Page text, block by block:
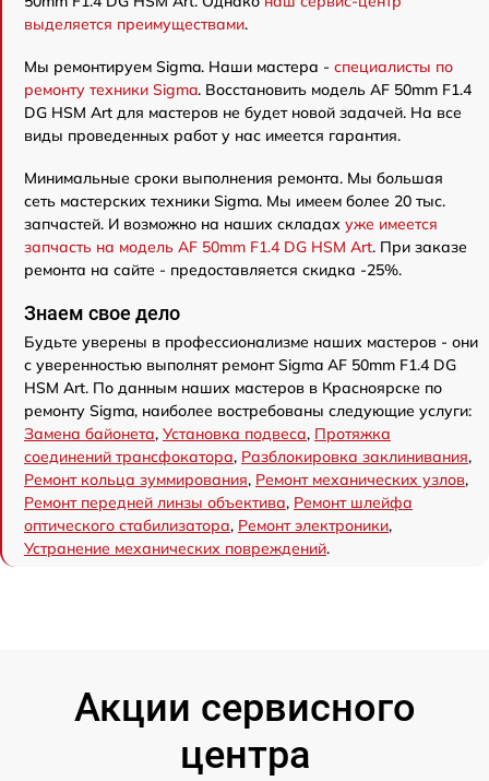
выделяется преимуществами.
Мы ремонтируем Sigma. Наши мастера - специалисты по
ремонту техники Sigma. Восстановить модель AF 50mm F1.4
DG HSM Art для мастеров не будет новой задачей. На все
виды проведенных работ у нас имеется гарантия.
Минимальные сроки выполнения ремонта. Мы большая
сеть мастерских техники Sigma. Мы имеем более 20 тыс.
запчастей. И возможно на наших складах уже имеется
запчасть на модель AF 50mm F1.4 DG HSM Art. При заказе
ремонта на сайте - предоставляется скидка -25%.
Знаем свое дело
Будьте уверены в профессионализме наших мастеров - они
с уверенностью выполнят ремонт Sigma AF 50mm F1.4 DG
HSM Art. По данным наших мастеров в Красноярске по
ремонту Sigma, наиболее востребованы следующие услуги:
Замена байонета, Установка подвеса, Протяжка
соединений трансфокатора, Разблокировка заклинивания,
Ремонт кольца зуммирования, Ремонт механических узлов,
Ремонт передней линзы объектива, Ремонт шлейфа
оптического стабилизатора, Ремонт электроники,
Устранение механических повреждений.
Акции сервисного
центра